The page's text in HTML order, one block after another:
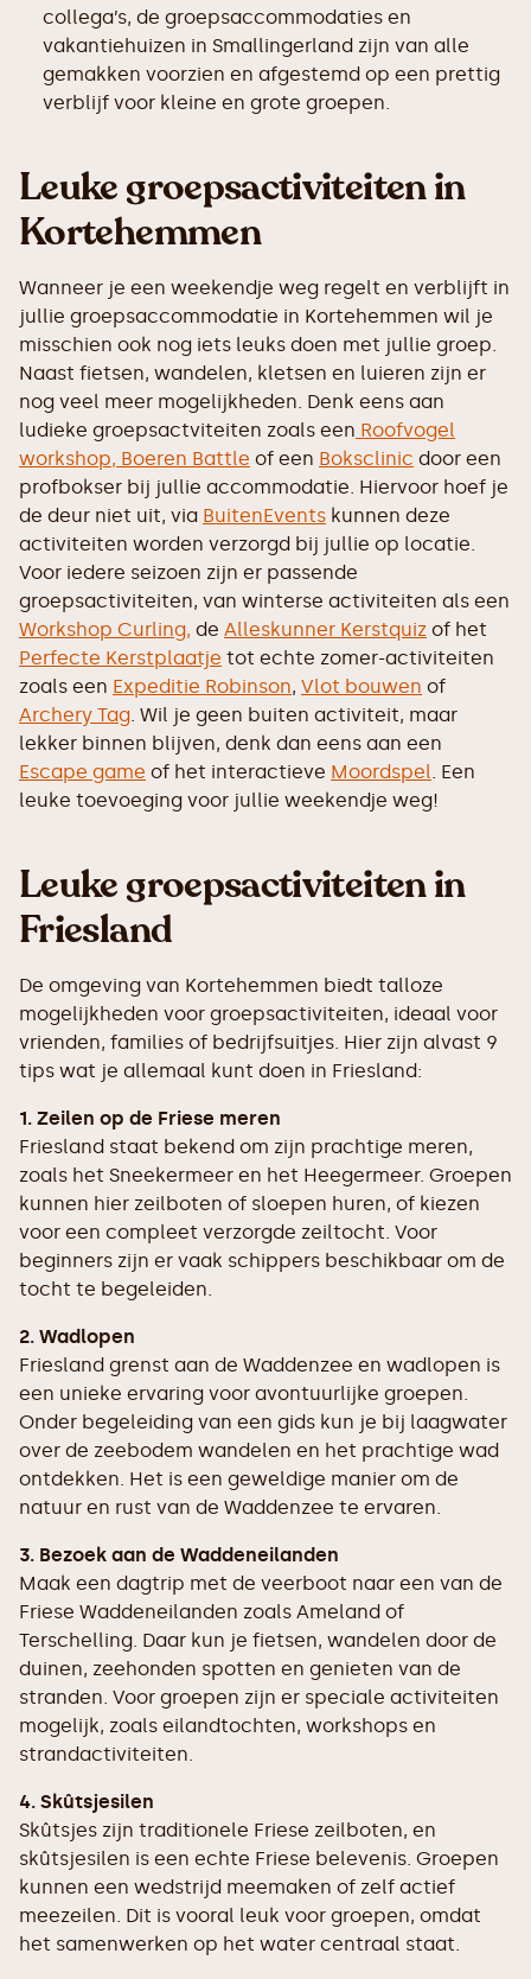
collega’s, de groepsaccommodaties en
vakantiehuizen in Smallingerland zijn van alle
gemakken voorzien en afgestemd op een prettig
verblijf voor kleine en grote groepen.
Leuke groepsactiviteiten in
Kortehemmen
Wanneer je een weekendje weg regelt en verblijft in
jullie groepsaccommodatie in Kortehemmen wil je
misschien ook nog iets leuks doen met jullie groep.
Naast fietsen, wandelen, kletsen en luieren zijn er
nog veel meer mogelijkheden. Denk eens aan
ludieke groepsactviteiten zoals een Roofvogel
workshop, Boeren Battle of een Boksclinic door een
profbokser bij jullie accommodatie. Hiervoor hoef je
de deur niet uit, via BuitenEvents kunnen deze
activiteiten worden verzorgd bij jullie op locatie.
Voor iedere seizoen zijn er passende
groepsactiviteiten, van winterse activiteiten als een
Workshop Curling, de Alleskunner Kerstquiz of het
Perfecte Kerstplaatje tot echte zomer-activiteiten
zoals een Expeditie Robinson, Vlot bouwen of
Archery Tag. Wil je geen buiten activiteit, maar
lekker binnen blijven, denk dan eens aan een
Escape game of het interactieve Moordspel. Een
leuke toevoeging voor jullie weekendje weg!
Leuke groepsactiviteiten in
Friesland
De omgeving van Kortehemmen biedt talloze
mogelijkheden voor groepsactiviteiten, ideaal voor
vrienden, families of bedrijfsuitjes. Hier zijn alvast 9
tips wat je allemaal kunt doen in Friesland:
1. Zeilen op de Friese meren
Friesland staat bekend om zijn prachtige meren,
zoals het Sneekermeer en het Heegermeer. Groepen
kunnen hier zeilboten of sloepen huren, of kiezen
voor een compleet verzorgde zeiltocht. Voor
beginners zijn er vaak schippers beschikbaar om de
tocht te begeleiden.
2. Wadlopen
Friesland grenst aan de Waddenzee en wadlopen is
een unieke ervaring voor avontuurlijke groepen.
Onder begeleiding van een gids kun je bij laagwater
over de zeebodem wandelen en het prachtige wad
ontdekken. Het is een geweldige manier om de
natuur en rust van de Waddenzee te ervaren.
3. Bezoek aan de Waddeneilanden
Maak een dagtrip met de veerboot naar een van de
Friese Waddeneilanden zoals Ameland of
Terschelling. Daar kun je fietsen, wandelen door de
duinen, zeehonden spotten en genieten van de
stranden. Voor groepen zijn er speciale activiteiten
mogelijk, zoals eilandtochten, workshops en
strandactiviteiten.
4. Skûtsjesilen
Skûtsjes zijn traditionele Friese zeilboten, en
skûtsjesilen is een echte Friese belevenis. Groepen
kunnen een wedstrijd meemaken of zelf actief
meezeilen. Dit is vooral leuk voor groepen, omdat
het samenwerken op het water centraal staat.